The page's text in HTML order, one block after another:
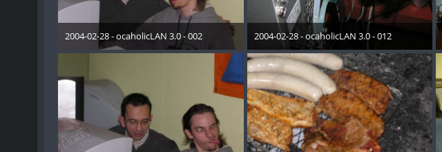
2004-02-28 - ocaholicLAN 3.0 - 002
19. Mai 2015
2004-02-28 - ocaholicLAN 3.0 - 012
19. Mai 2015